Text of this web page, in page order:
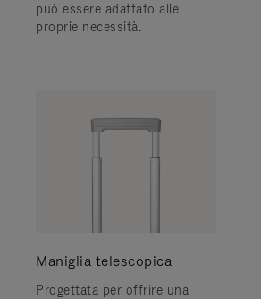
può essere adattato alle
proprie necessità.
Maniglia telescopica
Progettata per offrire una